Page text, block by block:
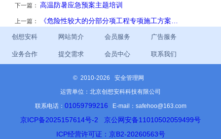
下一篇： 高温防暑应急预案主题培训
上一篇： 《危险性较大的分部分项工程专项施工方案…
创想安科 网站简介 会员服务 广告服务
业务合作 提交需求 会员中心 联系我们
© 2010-2026 安全管理网
运营单位：北京创想安科科技有限公司
联系电话： 01059799216 E-mail：safehoo@163.com
京ICP备2025157614号-2
京公网安备11010502059499号
ICP经营许可证：京B2-20260563号